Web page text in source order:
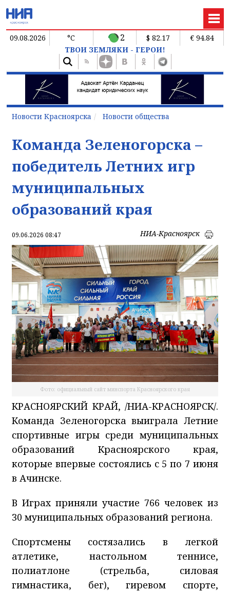
09.08.2026 °C 2 $ 82.17
€ 94.84
ТВОИ ЗЕМЛЯКИ - ГЕРОИ!
Новости Красноярска Новости общества
Команда Зеленогорска –
победитель Летних игр
муниципальных
образований края
09.06.2026 08:47 НИА-Красноярск
Фото: официальный сайт минспорта Красноярского края
КРАСНОЯРСКИЙ КРАЙ, /НИА-КРАСНОЯРСК/.
Команда Зеленогорска выиграла Летние
спортивные игры среди муниципальных
образований Красноярского края,
которые впервые состоялись с 5 по 7 июня
в Ачинске.
В Играх приняли участие 766 человек из
30 муниципальных образований региона.
Спортсмены состязались в легкой
атлетике, настольном теннисе,
полиатлоне (стрельба, силовая
гимнастика, бег), гиревом спорте,